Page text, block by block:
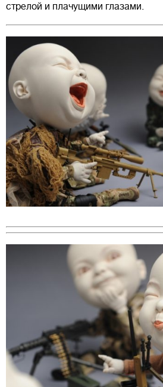
стрелой и плачущими глазами.